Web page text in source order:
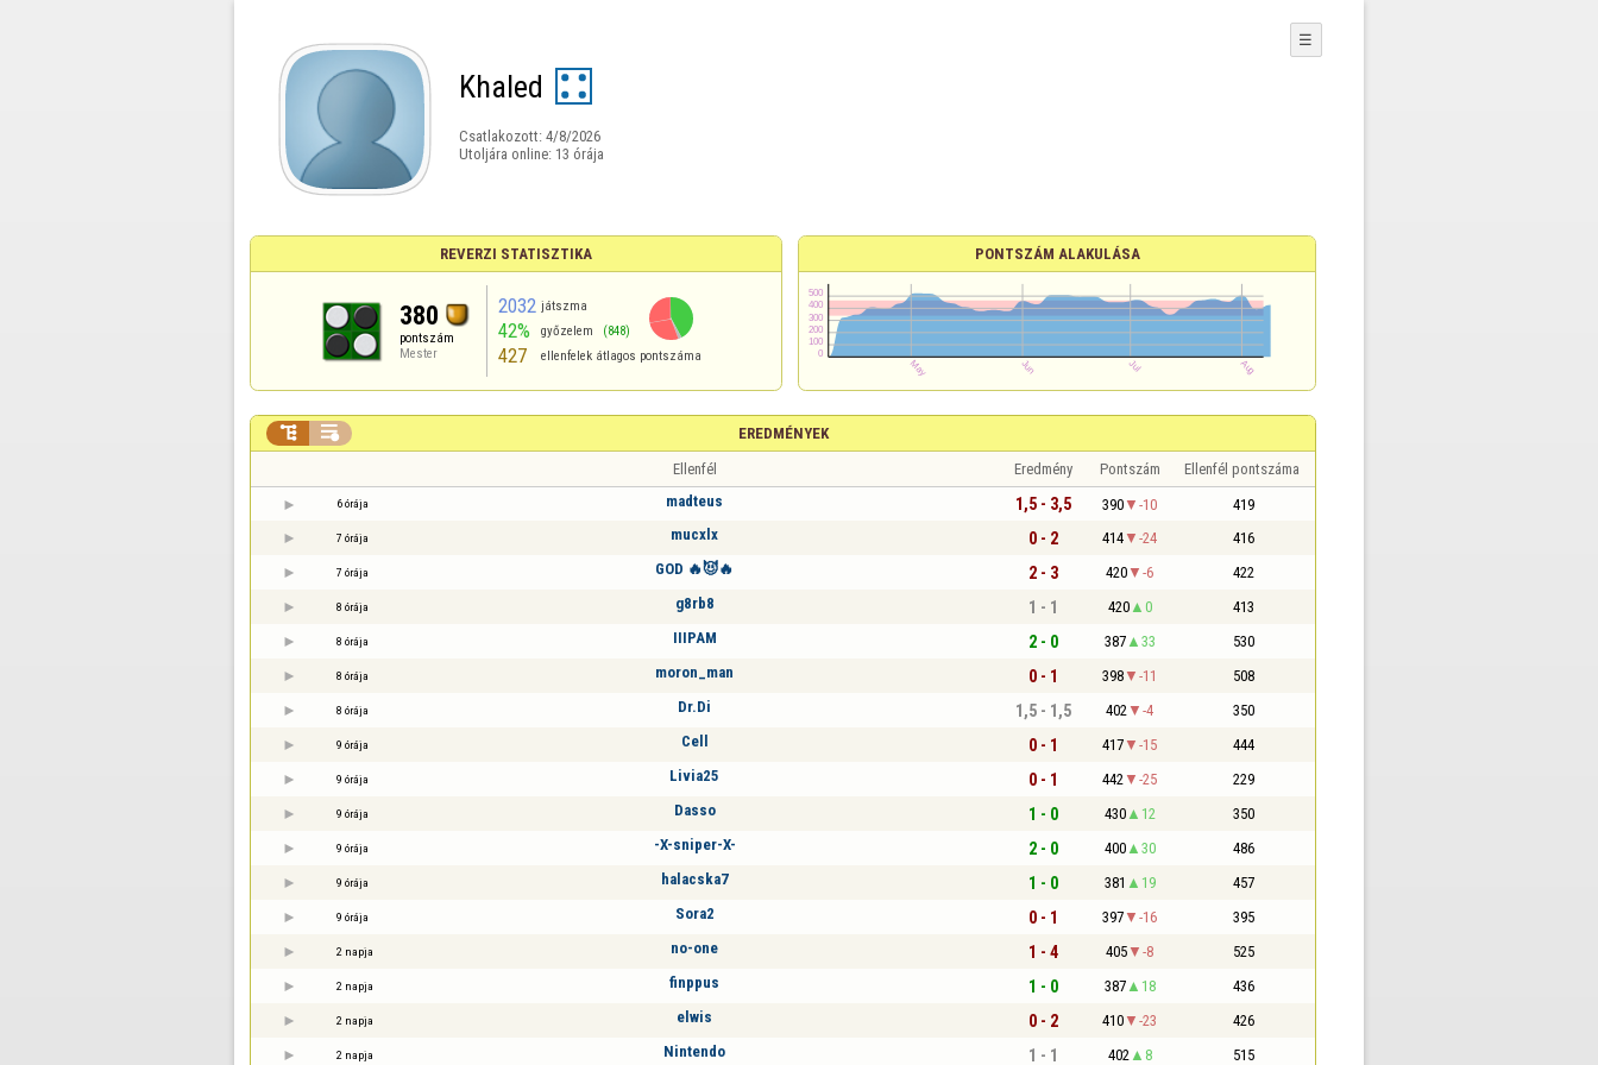
Khaled
Csatlakozott: 4/8/2026
Utoljára online: 13 órája
☰
REVERZI STATISZTIKA
380
pontszám
Mester
2032 játszma
42% győzelem (848)
427 ellenfelek átlagos pontszáma
PONTSZÁM ALAKULÁSA
EREDMÉNYEK
 
Ellenfél Eredmény Pontszám Ellenfél pontszáma
6 órája madteus 1,5 - 3,5 390 -10 419
7 órája mucxlx 0 - 2 414 -24 416
7 órája GOD 🔥😈🔥 2 - 3 420 -6 422
8 órája g8rb8 1 - 1 420 0 413
8 órája IIIPAM 2 - 0 387 33 530
8 órája moron_man 0 - 1 398 -11 508
8 órája Dr.Di 1,5 - 1,5 402 -4 350
9 órája Cell 0 - 1 417 -15 444
9 órája Livia25 0 - 1 442 -25 229
9 órája Dasso 1 - 0 430 12 350
9 órája -X-sniper-X- 2 - 0 400 30 486
9 órája halacska7 1 - 0 381 19 457
9 órája Sora2 0 - 1 397 -16 395
2 napja no-one 1 - 4 405 -8 525
2 napja finppus 1 - 0 387 18 436
2 napja elwis 0 - 2 410 -23 426
2 napja Nintendo 1 - 1 402 8 515